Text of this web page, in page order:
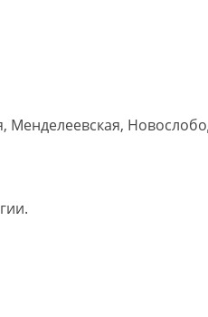
Менделеевская,